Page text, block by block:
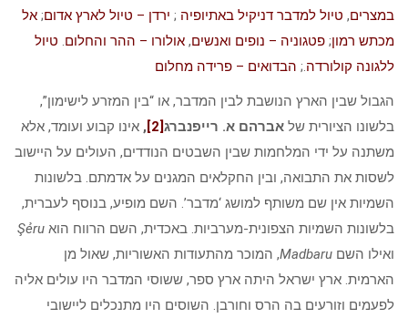
במצרים, טיול למדבר דניקיל באתיופיה ; ירדן – טיול לארץ אדום; אל
מכתש רמון; פטגוניה – נופים ואנשים, אולורו – ההר והחלום. טיול
ללגונה קולורדה.; הבדואים – פרידה מחלום
הגבול שבין הארץ הנושבת לבין המדבר, או “בין המזרע לישימון”,
בלשונו הציורית של אברהם א. רייפנברג[2]
, אינו קבוע ועומד, אלא
משתנה על ידי המלחמות שבין השבטים הנודדים, העולים על היישוב
לשסות את התבואה, ובין החקלאים המגנים על אדמתם. בלשונות
השמיות אין שם משותף למושג ‘מדבר’. השם מופיע, בנוסף לעברית,
בלשונות השמיות הצפונית-מערביות. באכדית, השם הרווח הוא Şẻru
ואילו השם Madbaru, המוכר מהתעודות האשוריות, שאול מן
הארמית. ארץ ישראל היתה ארץ ספר, ששוסי המדבר היו עולים אליה
לפעמים וזורעים בה הרס וחורבן. השוסים היו מתנכלים ליישובי